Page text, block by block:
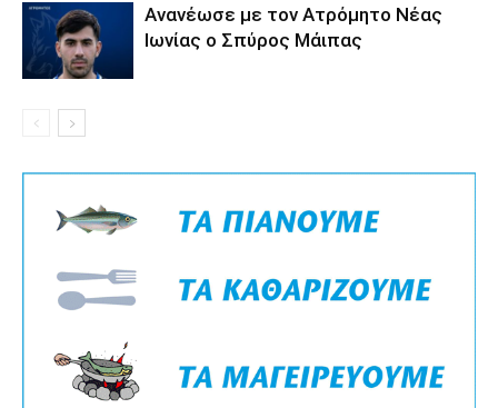
Ανανέωσε με τον Ατρόμητο Νέας
Ιωνίας ο Σπύρος Μάιπας